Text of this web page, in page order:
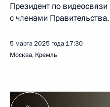
Президент по
с членами Правительства.
5 марта 2025 года 17:30
Москва, Кремль